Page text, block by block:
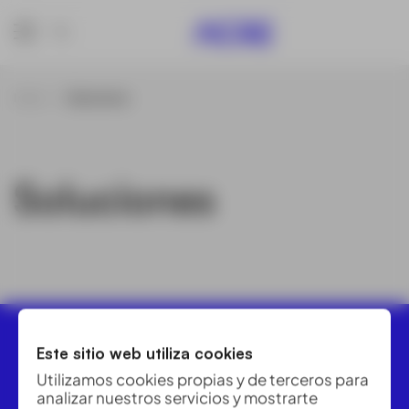
Soluciones
Este sitio web utiliza cookies
Utilizamos cookies propias y de terceros para
analizar nuestros servicios y mostrarte